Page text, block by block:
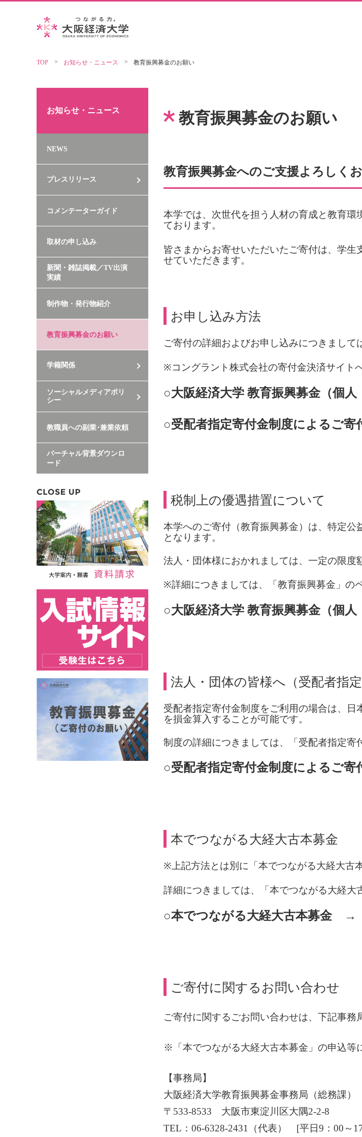
TOP お知らせ・ニュース 教育振興募金のお願い
教育振興募金のお願い
教育振興募金へのご支援よろしく
本学では、次世代を担う人材の育成と教育
ております。
皆さまからお寄せいただいたご寄付は、学
せていただきます。
お申し込み方法
ご寄付の詳細およびお申し込みにつきまして
※コングラント株式会社の寄付金決済サイト
○大阪経済大学 教育振興募金（
○受配者指定寄付金制度によるご寄
税制上の優遇措置について
本学へのご寄付（教育振興募金）は、特定
となります。
法人・団体様におかれましては、一定の限度
※詳細につきましては、「教育振興募金」の
○大阪経済大学 教育振興募金（
法人・団体の皆様へ（受配者指
受配者指定寄付金制度をご利用の場合は、
を損金算入することが可能です。
制度の詳細につきましては、「受配者指定寄
○受配者指定寄付金制度によるご寄
本でつながる大経大古本募金
※ 上記方法とは別に「本でつながる大経大古
詳細につきましては、「本でつながる大経大
○本でつながる大経大古本募金 →
ご寄付に関するお問い合わせ
ご寄付に関するごお問い合わせは、下記事務
※「本でつながる大経大古本募金」の申込等
【事務局】
大阪経済大学教育振興募金事務局（総務課）
〒533-8533 大阪市東淀川区大隅2-2-8
TEL：06-6328-2431（代表）
[平日9：00～17
お知らせ・ニュース
NEWS
プレスリリース
コメンテーターガイド
取材の申し込み
新聞・雑誌掲載／TV出演
実績
制作物・発行物紹介
教育振興募金のお願い
学籍関係
ソーシャルメディアポリ
シー
教職員への副業･兼業依頼
バーチャル背景ダウンロ
ード